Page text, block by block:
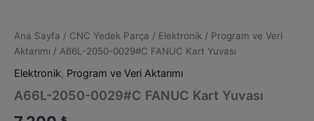
Ana Sayfa / CNC Yedek Parça / Elektronik / Program ve Veri
Aktarımı / A66L-2050-0029#C FANUC Kart Yuvası
Elektronik, Program ve Veri Aktarımı
A66L-2050-0029#C FANUC Kart Yuvası